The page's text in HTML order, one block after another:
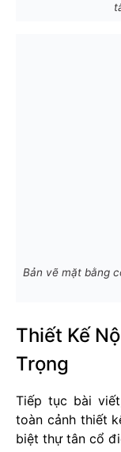
Bản vẽ mặt bằng
Thiết Kế
Trọng
Tiếp tục bài
toàn cảnh thiết
biệt thự tân cổ